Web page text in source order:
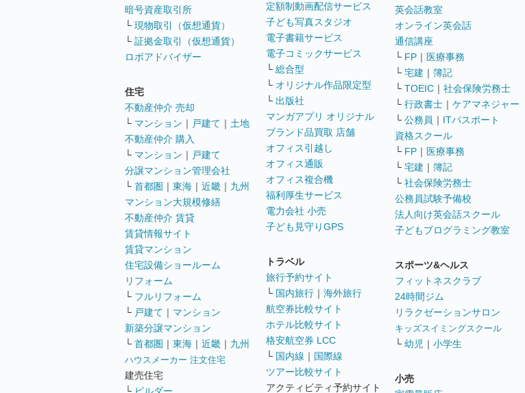
暗号資産取引所
└ 現物取引（仮想通貨）
└ 証拠金取引（仮想通貨）
ロボアドバイザー
住宅
不動産仲介 売却
└ マンション ｜ 戸建て ｜ 土地
不動産仲介 購入
└ マンション ｜ 戸建て
分譲マンション管理会社
└ 首都圏 ｜ 東海 ｜ 近畿 ｜ 九州
マンション大規模修繕
不動産仲介 賃貸
賃貸情報サイト
賃貸マンション
住宅設備ショールーム
リフォーム
└ フルリフォーム
└ 戸建て ｜ マンション
新築分譲マンション
└ 首都圏 ｜ 東海 ｜ 近畿 ｜ 九州
ハウスメーカー 注文住宅
建売住宅
定額制動画配信サービス
子ども写真スタジオ
電子書籍サービス
電子コミックサービス
└ 総合型
└ オリジナル作品限定型
└ 出版社
マンガアプリ オリジナル
ブランド品買取 店舗
オフィス引越し
オフィス通販
オフィス複合機
福利厚生サービス
電力会社 小売
子ども見守りGPS
トラベル
旅行予約サイト
└ 国内旅行 ｜ 海外旅行
航空券比較サイト
ホテル比較サイト
格安航空券 LCC
└ 国内線 ｜ 国際線
ツアー比較サイト
アクティビティ予約サイト
英会話教室
オンライン英会話
通信講座
└ FP ｜ 医療事務
└ 宅建 ｜ 簿記
└ TOEIC ｜ 社会保険労務士
└ 行政書士 ｜ ケアマネジャー
└ 公務員 ｜ ITパスポート
資格スクール
└ FP ｜ 医療事務
└ 宅建 ｜ 簿記
└ 社会保険労務士
公務員試験予備校
法人向け英会話スクール
子どもプログラミング教室
スポーツ&ヘルス
フィットネスクラブ
24時間ジム
リラクゼーションサロン
キッズスイミングスクール
└ 幼児 ｜ 小学生
小売